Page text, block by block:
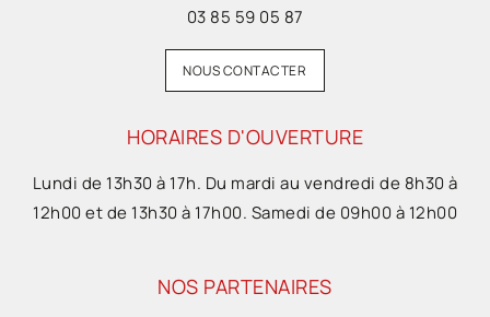
03 85 59 05 87
NOUS CONTACTER
HORAIRES D'OUVERTURE
Lundi de 13h30 à 17h. Du mardi au vendredi de 8h30 à
12h00 et de 13h30 à 17h00. Samedi de 09h00 à 12h00
NOS PARTENAIRES